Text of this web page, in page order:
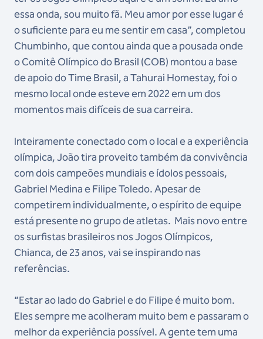
essa onda, sou muito fã. Meu amor por esse lugar é
o suficiente para eu me sentir em casa”, completou
Chumbinho, que contou ainda que a pousada onde
o Comitê Olímpico do Brasil (COB) montou a base
de apoio do Time Brasil, a Tahurai Homestay, foi o
mesmo local onde esteve em 2022 em um dos
momentos mais difíceis de sua carreira.
Inteiramente conectado com o local e a experiência
olímpica, João tira proveito também da convivência
com dois campeões mundiais e ídolos pessoais,
Gabriel Medina e Filipe Toledo. Apesar de
competirem individualmente, o espírito de equipe
está presente no grupo de atletas. Mais novo entre
os surfistas brasileiros nos Jogos Olímpicos,
Chianca, de 23 anos, vai se inspirando nas
referências.
“Estar ao lado do Gabriel e do Filipe é muito bom.
Eles sempre me acolheram muito bem e passaram o
melhor da experiência possível. A gente tem uma